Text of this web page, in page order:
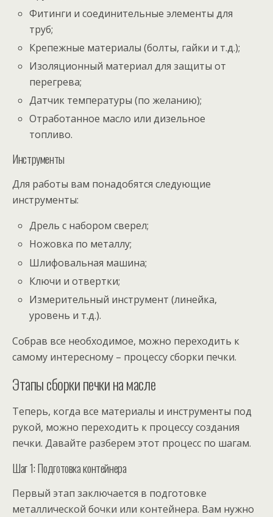
Фитинги и соединительные элементы для
труб;
Крепежные материалы (болты, гайки и т.д.);
Изоляционный материал для защиты от
перегрева;
Датчик температуры (по желанию);
Отработанное масло или дизельное
топливо.
Инструменты
Для работы вам понадобятся следующие
инструменты:
Дрель с набором сверел;
Ножовка по металлу;
Шлифовальная машина;
Ключи и отвертки;
Измерительный инструмент (линейка,
уровень и т.д.).
Собрав все необходимое, можно переходить к
самому интересному – процессу сборки печки.
Этапы сборки печки на масле
Теперь, когда все материалы и инструменты под
рукой, можно переходить к процессу создания
печки. Давайте разберем этот процесс по шагам.
Шаг 1: Подготовка контейнера
Первый этап заключается в подготовке
металлической бочки или контейнера. Вам нужно